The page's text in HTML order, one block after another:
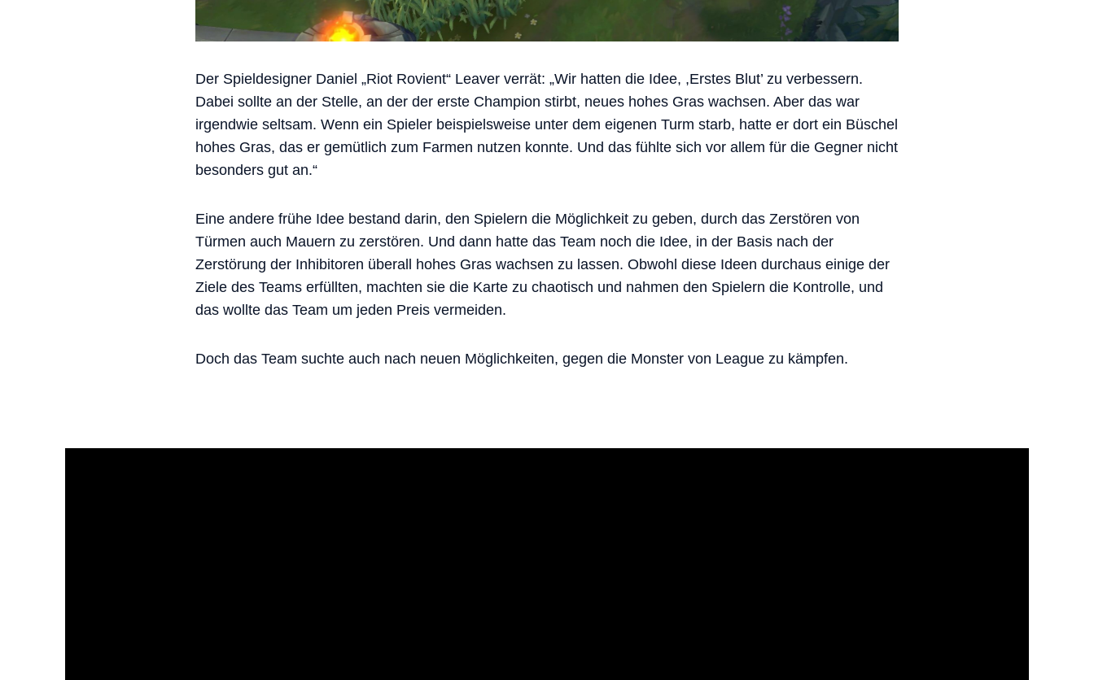
Der Spieldesigner Daniel „Riot Rovient“ Leaver verrät: „Wir hatten die Idee, ,Erstes Blut’ zu verbessern.
Dabei sollte an der Stelle, an der der erste Champion stirbt, neues hohes Gras wachsen. Aber das war
irgendwie seltsam. Wenn ein Spieler beispielsweise unter dem eigenen Turm starb, hatte er dort ein Büschel
hohes Gras, das er gemütlich zum Farmen nutzen konnte. Und das fühlte sich vor allem für die Gegner nicht
besonders gut an.“
Eine andere frühe Idee bestand darin, den Spielern die Möglichkeit zu geben, durch das Zerstören von
Türmen auch Mauern zu zerstören. Und dann hatte das Team noch die Idee, in der Basis nach der
Zerstörung der Inhibitoren überall hohes Gras wachsen zu lassen. Obwohl diese Ideen durchaus einige der
Ziele des Teams erfüllten, machten sie die Karte zu chaotisch und nahmen den Spielern die Kontrolle, und
das wollte das Team um jeden Preis vermeiden.
Doch das Team suchte auch nach neuen Möglichkeiten, gegen die Monster von League zu kämpfen.